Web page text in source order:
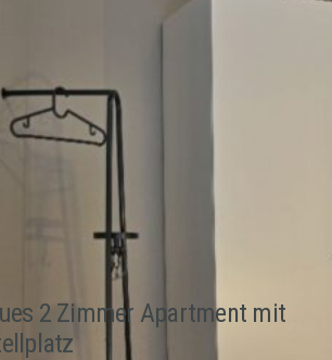
2 Zimmer Apartment mit